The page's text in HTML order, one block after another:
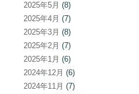
2025年5月 (8)
2025年4月 (7)
2025年3月 (8)
2025年2月 (7)
2025年1月 (6)
2024年12月 (6)
2024年11月 (7)